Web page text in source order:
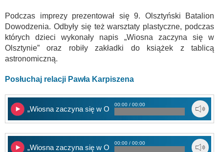
Podczas imprezy prezentował się 9. Olsztyński Batalion
Dowodzenia. Odbyły się też warsztaty plastyczne, podczas
których dzieci wykonały napis „Wiosna zaczyna się w
Olsztynie” oraz robiły zakładki do książek z tablicą
astronomiczną.
Posłuchaj relacji Pawła Karpiszena
„Wiosna zaczyna się w Olsztynie” cz. 1
00:00 / 00:00
„Wiosna zaczyna się w Olsztynie” cz. 2
00:00 / 00:00